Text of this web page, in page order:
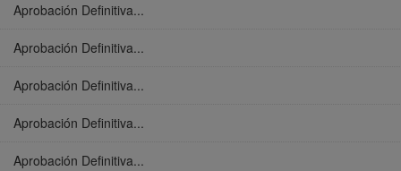
Aprobación Definitiva...
Aprobación Definitiva...
Aprobación Definitiva...
Aprobación Definitiva...
Aprobación Definitiva...